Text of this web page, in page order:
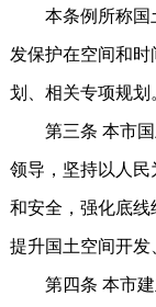
本条例所称国土
发保护在空间和
划、相关专项规划
第三条 本市国
领导，坚持以人
和安全，强化底线
提升国土空间开发
第四条 本市建